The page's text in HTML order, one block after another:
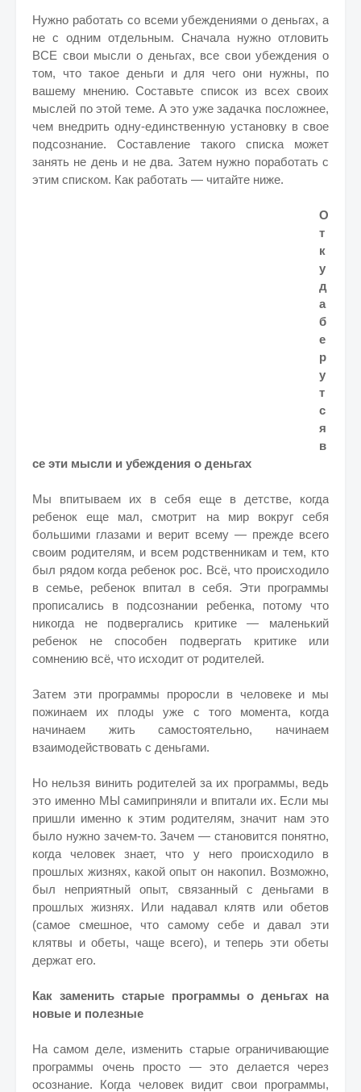
Нужно работать со всеми убеждениями о деньгах, а
не с одним отдельным. Сначала нужно отловить
ВСЕ свои мысли о деньгах, все свои убеждения о
том, что такое деньги и для чего они нужны, по
вашему мнению. Составьте список из всех своих
мыслей по этой теме. А это уже задачка посложнее,
чем внедрить одну-единственную установку в свое
подсознание. Составление такого списка может
занять не день и не два. Затем нужно поработать с
этим списком. Как работать — читайте ниже.
О
т
к
у
д
а
б
е
р
у
т
с
я
в
се эти мысли и убеждения о деньгах
Мы впитываем их в себя еще в детстве, когда
ребенок еще мал, смотрит на мир вокруг себя
большими глазами и верит всему — прежде всего
своим родителям, и всем родственникам и тем, кто
был рядом когда ребенок рос. Всё, что происходило
в семье, ребенок впитал в себя. Эти программы
прописались в подсознании ребенка, потому что
никогда не подвергались критике — маленький
ребенок не способен подвергать критике или
сомнению всё, что исходит от родителей.
Затем эти программы проросли в человеке и мы
пожинаем их плоды уже с того момента, когда
начинаем жить самостоятельно, начинаем
взаимодействовать с деньгами.
Но нельзя винить родителей за их программы, ведь
это именно МЫ самиприняли и впитали их. Если мы
пришли именно к этим родителям, значит нам это
было нужно зачем-то. Зачем — становится понятно,
когда человек знает, что у него происходило в
прошлых жизнях, какой опыт он накопил. Возможно,
был неприятный опыт, связанный с деньгами в
прошлых жизнях. Или надавал клятв или обетов
(самое смешное, что самому себе и давал эти
клятвы и обеты, чаще всего), и теперь эти обеты
держат его.
Как заменить старые программы о деньгах на
новые и полезные
На самом деле, изменить старые ограничивающие
программы очень просто — это делается через
осознание. Когда человек видит свои программы,